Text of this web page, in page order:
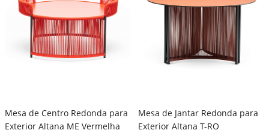
Mesa de Centro Redonda para
Exterior Altana ME Vermelha
Mesa de Jantar Redonda para
Exterior Altana T-RO